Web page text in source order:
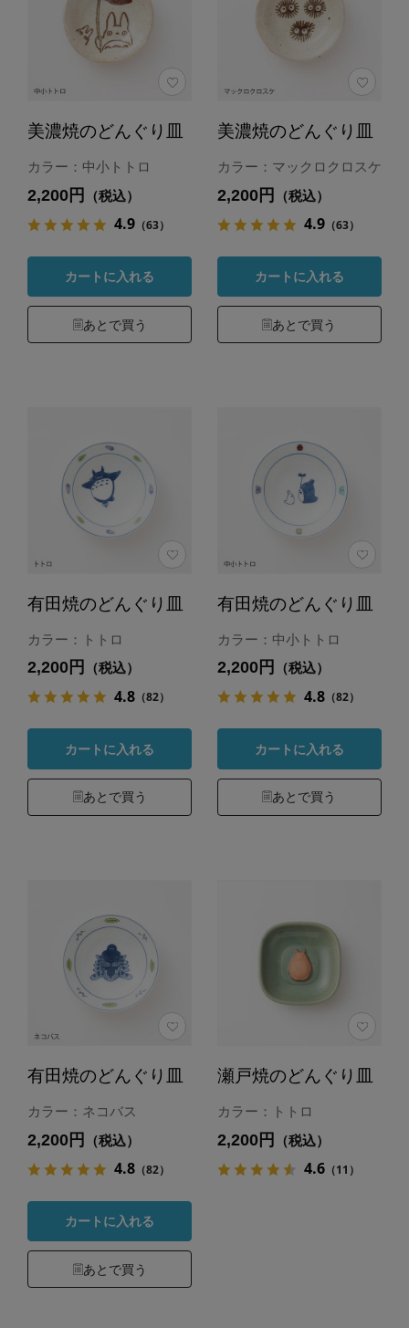
美濃焼のどんぐり皿
カラー：中小トトロ
2,200円 （税込）
4.9（63）
カートに入れる
あとで買う
美濃焼のどんぐり皿
カラー：マックロクロスケ
2,200円 （税込）
4.9（63）
カートに入れる
あとで買う
有田焼のどんぐり皿
カラー：トトロ
2,200円 （税込）
4.8（82）
カートに入れる
あとで買う
有田焼のどんぐり皿
カラー：中小トトロ
2,200円 （税込）
4.8（82）
カートに入れる
あとで買う
有田焼のどんぐり皿
カラー：ネコバス
2,200円 （税込）
4.8（82）
カートに入れる
あとで買う
瀬戸焼のどんぐり皿
カラー：トトロ
2,200円 （税込）
4.6（11）